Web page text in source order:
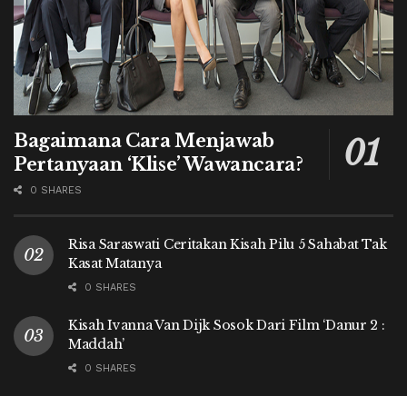
Bagaimana Cara Menjawab
Pertanyaan ‘Klise’ Wawancara?
0 SHARES
Risa Saraswati Ceritakan Kisah Pilu 5 Sahabat Tak
Kasat Matanya
0 SHARES
Kisah Ivanna Van Dijk Sosok Dari Film ‘Danur 2 :
Maddah’
0 SHARES